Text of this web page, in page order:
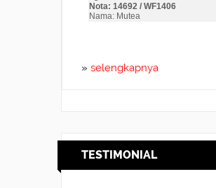
» selengkapnya
TESTIMONIAL